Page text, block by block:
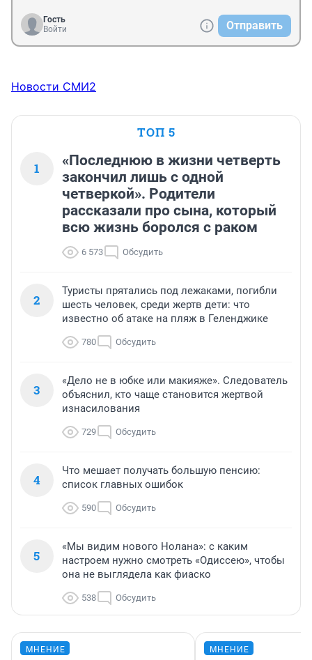
Гость
Войти
Отправить
Новости СМИ2
ТОП 5
1
«Последнюю в жизни четверть
закончил лишь с одной
четверкой». Родители
рассказали про сына, который
всю жизнь боролся с раком
6 573 Обсудить
2
Туристы прятались под лежаками, погибли
шесть человек, среди жертв дети: что
известно об атаке на пляж в Геленджике
780 Обсудить
3
«Дело не в юбке или макияже». Следователь
объяснил, кто чаще становится жертвой
изнасилования
729 Обсудить
4
Что мешает получать большую пенсию:
список главных ошибок
590 Обсудить
5
«Мы видим нового Нолана»: с каким
настроем нужно смотреть «Одиссею», чтобы
она не выглядела как фиаско
538 Обсудить
МНЕНИЕ МНЕНИЕ